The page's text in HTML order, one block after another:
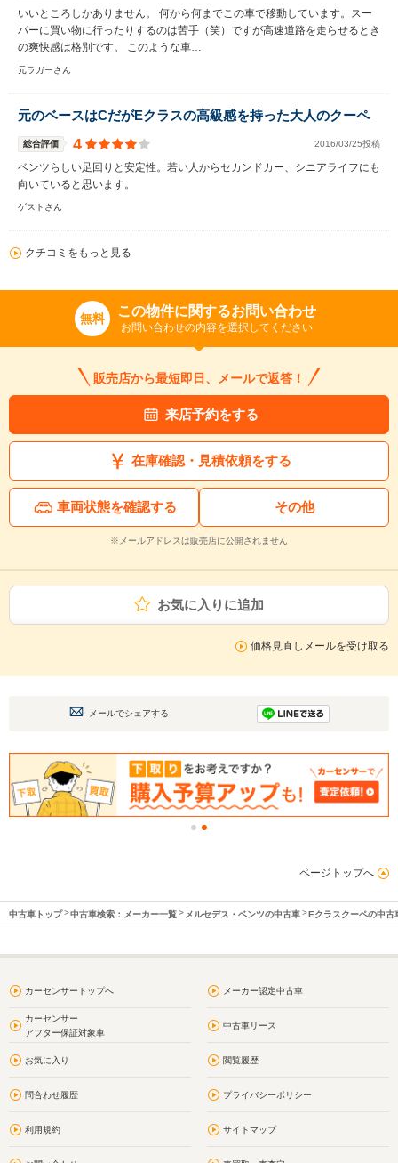
いいところしかありません。 何から何までこの車で移動しています。スー
パーに買い物に行ったりするのは苦手（笑）ですが高速道路を走らせるとき
の爽快感は格別です。 このような車…
元ラガーさん
元のベースはCだがEクラスの高級感を持った大人のクーペ
総合評価 4 2016/03/25投稿
ベンツらしい足回りと安定性。若い人からセカンドカー、シニアライフにも
向いていると思います。
ゲストさん
クチコミをもっと見る
無料 この物件に関するお問い合わせ
お問い合わせの内容を選択してください
販売店から最短即日、メールで返答！
来店予約をする
在庫確認・見積依頼をする
車両状態を確認する その他
※メールアドレスは販売店に公開されません
お気に入りに追加
価格見直しメールを受け取る
メールでシェアする
ページトップへ
中古車トップ 中古車検索：メーカー一覧 メルセデス・ベンツの中古車 Eクラスクーペの中古
カーセンサートップへ メーカー認定中古車
カーセンサー
アフター保証対象車
中古車リース
お気に入り 閲覧履歴
問合わせ履歴 プライバシーポリシー
利用規約 サイトマップ